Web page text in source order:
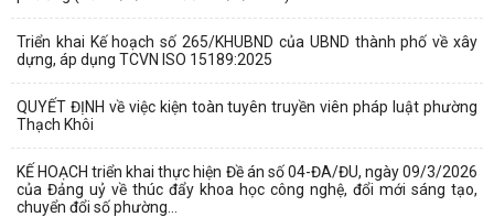
Triển khai Kế hoạch số 265/KHUBND của UBND thành phố về xây
dựng, áp dụng TCVN ISO 15189:2025
QUYẾT ĐỊNH về việc kiện toàn tuyên truyền viên pháp luật phường
Thạch Khôi
KẾ HOẠCH triển khai thực hiện Đề án số 04-ĐA/ĐU, ngày 09/3/2026
của Đảng uỷ về thúc đẩy khoa học công nghệ, đổi mới sáng tạo,
chuyển đổi số phường...